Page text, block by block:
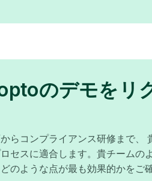
のデモをリ
らコンプライアンス研修まで、
セスに適合します。貴チームの
のような点が最も効果的かをご